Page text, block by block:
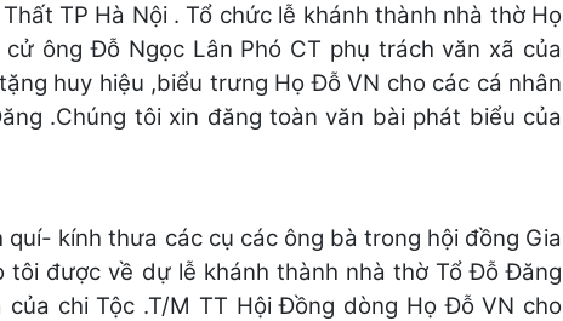
TP Hà Nội . Tổ chức lễ khánh thành nhà thờ Họ
ông Đỗ Ngọc Lân Phó CT phụ trách văn xã của
huy hiệu ,biểu trưng Họ Đỗ VN cho các cá nhân
.Chúng tôi xin đăng toàn văn bài phát biểu của
kính thưa các cụ các ông bà trong hội đồng Gia
tôi được về dự lễ khánh thành nhà thờ Tổ Đỗ Đăng
chi Tộc .T/M TT Hội Đồng dòng Họ Đỗ VN cho